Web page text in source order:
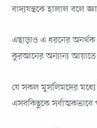
বাদ্যযন্ত্রকে হালাল বলে
এছাড়াও এ ধরনের অনর্থক
কুরআনের অন্যান্য আয়াতে
যে সকল মুসলিমদের
এসবকিছুকে সর্বাত্মকভাবে